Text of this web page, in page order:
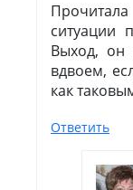
ситуации
Выход, он
вдвоем,
как
Ответить